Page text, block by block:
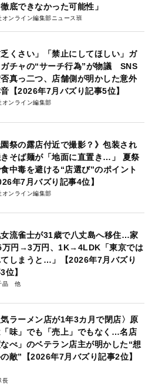
底できなかった可能性」
オンライン編集部ニュース班
乏くさい」「禁止にしてほしい」ガ
チャの“サーチ行為”が物議 SNS
真っ二つ、店舗側が明かした意外
【2026年7月バズり記事5位】
オンライン編集部
園祭の露店付近で撮影？》包装され
そば麺が「地面に直置き…」 夏祭
食中毒を避ける“店選び”のポイント
年7月バズり記事4位】
オンライン編集部
流雀士が31歳で八丈島へ移住…家
万円→3万円、1K→4LDK「東京では
しまうと…」【2026年7月バズり
位】
晶
気ラーメン店が1年3カ月で閉店〉原
「味」でも「売上」でもなく…名店
なべ」のベテラン店主が明かした“想
敵”【2026年7月バズり記事2位】
長